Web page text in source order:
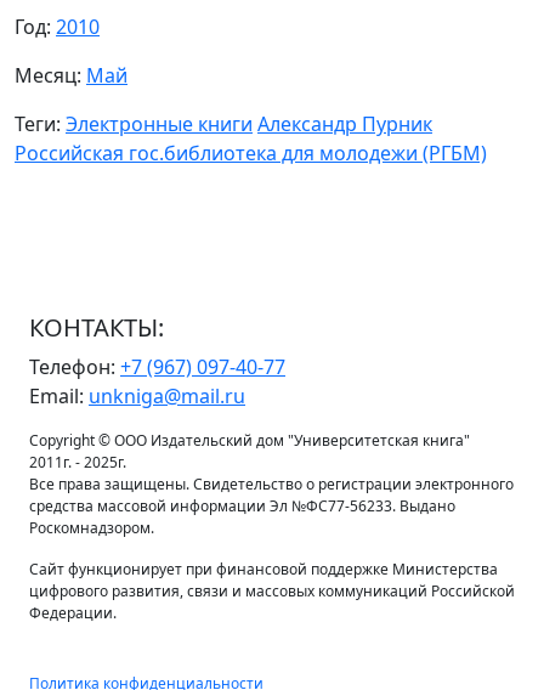
Год: 2010
Месяц: Май
Теги: Электронные книги Александр Пурник
Российская гос.библиотека для молодежи (РГБМ)
КОНТАКТЫ:
Телефон: +7 (967) 097-40-77
Email: unkniga@mail.ru
Copyright © ООО Издательский дом "Университетская книга"
2011г. - 2025г.
Все права защищены. Свидетельство о регистрации электронного
средства массовой информации Эл №ФС77-56233. Выдано
Роскомнадзором.
Сайт функционирует при финансовой поддержке Министерства
цифрового развития, связи и массовых коммуникаций Российской
Федерации.
Политика конфиденциальности